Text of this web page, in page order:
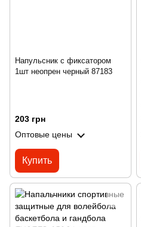
Напульсник с фиксатором
1шт неопрен черный 87183
203 грн
Оптовые цены
Купить